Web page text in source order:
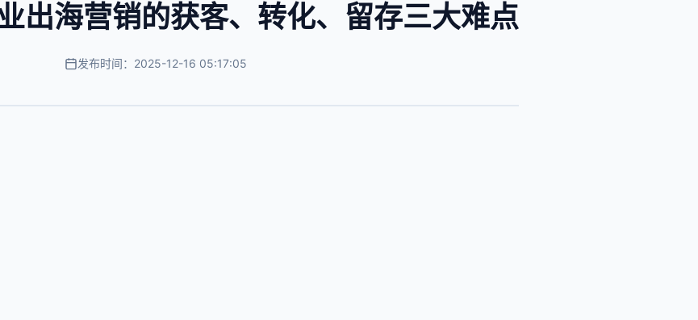
出海营销的获客、转化、留存三大难点
发布时间：2025-12-16 05:17:05